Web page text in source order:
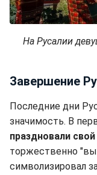
На Русалии
Завершение
Последние дни
значимость. В
праздновали
торжественно
символизировал